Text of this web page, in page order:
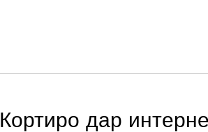
Кортиро дар